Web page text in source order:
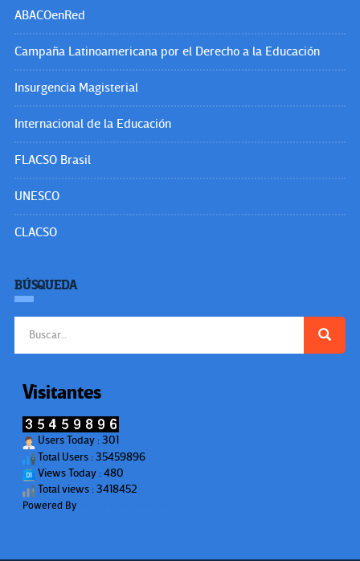
ABACOenRed
Campaña Latinoamericana por el Derecho a la Educación
Insurgencia Magisterial
Internacional de la Educación
FLACSO Brasil
UNESCO
CLACSO
BÚSQUEDA
Visitantes
Users Today : 301
Total Users : 35459896
Views Today : 480
Total views : 3418452
Powered By